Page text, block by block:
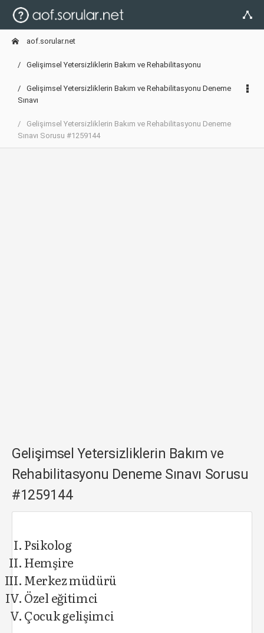
aof.sorular.net
Gelişimsel Yetersizliklerin Bakım ve Rehabilitasyonu
Gelişimsel Yetersizliklerin Bakım ve Rehabilitasyonu Deneme
Sınavı
Gelişimsel Yetersizliklerin Bakım ve Rehabilitasyonu Deneme
Sınavı Sorusu #1259144
Gelişimsel Yetersizliklerin Bakım ve
Rehabilitasyonu Deneme Sınavı Sorusu
#1259144
Psikolog
Hemşire
Merkez müdürü
Özel eğitimci
Çocuk gelişimci